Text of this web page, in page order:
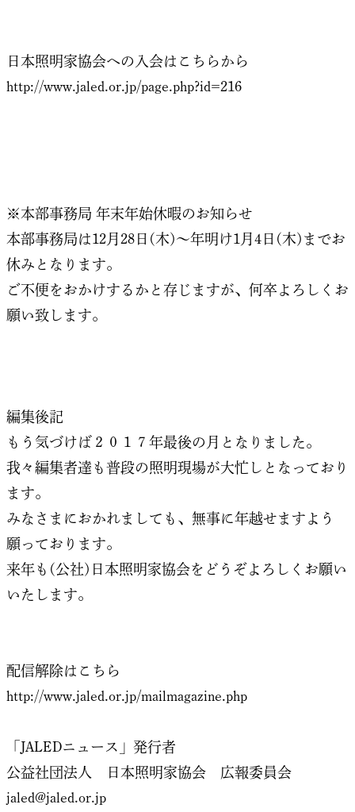
日本照明家協会への入会はこちらから
http://www.jaled.or.jp/page.php?id=216
※本部事務局 年末年始休暇のお知らせ
本部事務局は12月28日(木)～年明け1月4日(木)までお
休みとなります。
ご不便をおかけするかと存じますが、何卒よろしくお
願い致します。
編集後記
もう気づけば２０１７年最後の月となりました。
我々編集者達も普段の照明現場が大忙しとなっており
ます。
みなさまにおかれましても、無事に年越せますよう
願っております。
来年も(公社)日本照明家協会をどうぞよろしくお願い
いたします。
配信解除はこちら
http://www.jaled.or.jp/mailmagazine.php
「JALEDニュース」発行者
公益社団法人 日本照明家協会 広報委員会
jaled@jaled.or.jp